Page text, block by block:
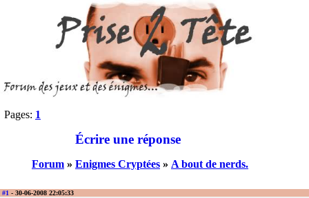
Pages: 1
Écrire une réponse
Forum » Enigmes Cryptées » A bout de nerds.
#1 - 30-06-2008 22:05:33